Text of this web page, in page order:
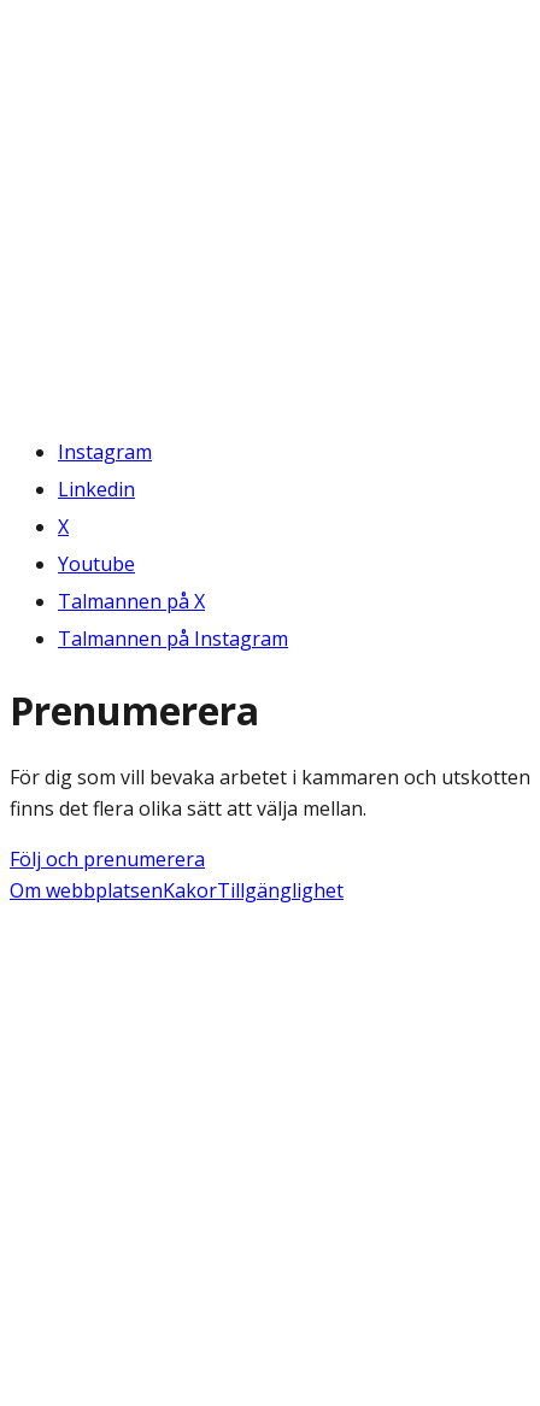
Instagram
Linkedin
X
Youtube
Talmannen på X
Talmannen på Instagram
Prenumerera
För dig som vill bevaka arbetet i kammaren och utskotten
finns det flera olika sätt att välja mellan.
Följ och prenumerera
Om webbplatsenKakorTillgänglighet